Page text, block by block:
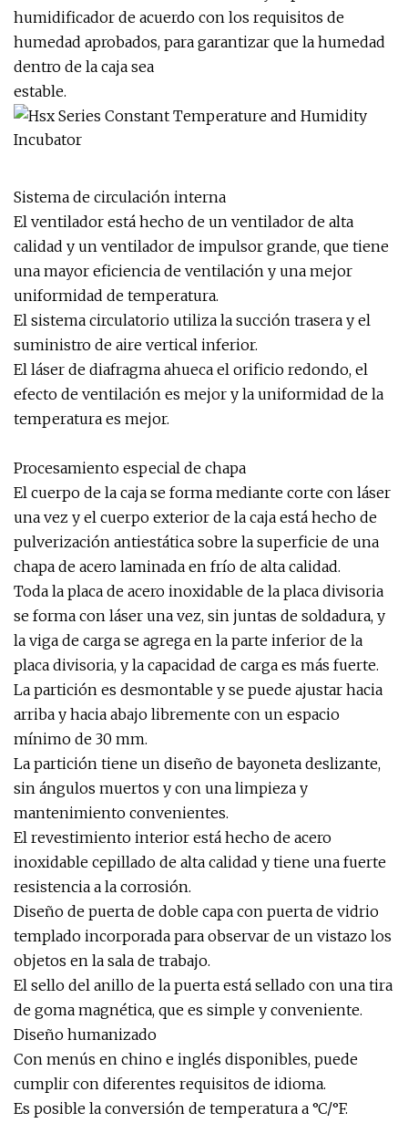
humidificador de acuerdo con los requisitos de
humedad aprobados, para garantizar que la humedad
dentro de la caja sea
estable.
Sistema de circulación interna
El ventilador está hecho de un ventilador de alta
calidad y un ventilador de impulsor grande, que tiene
una mayor eficiencia de ventilación y una mejor
uniformidad de temperatura.
El sistema circulatorio utiliza la succión trasera y el
suministro de aire vertical inferior.
El láser de diafragma ahueca el orificio redondo, el
efecto de ventilación es mejor y la uniformidad de la
temperatura es mejor.
Procesamiento especial de chapa
El cuerpo de la caja se forma mediante corte con láser
una vez y el cuerpo exterior de la caja está hecho de
pulverización antiestática sobre la superficie de una
chapa de acero laminada en frío de alta calidad.
Toda la placa de acero inoxidable de la placa divisoria
se forma con láser una vez, sin juntas de soldadura, y
la viga de carga se agrega en la parte inferior de la
placa divisoria, y la capacidad de carga es más fuerte.
La partición es desmontable y se puede ajustar hacia
arriba y hacia abajo libremente con un espacio
mínimo de 30 mm.
La partición tiene un diseño de bayoneta deslizante,
sin ángulos muertos y con una limpieza y
mantenimiento convenientes.
El revestimiento interior está hecho de acero
inoxidable cepillado de alta calidad y tiene una fuerte
resistencia a la corrosión.
Diseño de puerta de doble capa con puerta de vidrio
templado incorporada para observar de un vistazo los
objetos en la sala de trabajo.
El sello del anillo de la puerta está sellado con una tira
de goma magnética, que es simple y conveniente.
Diseño humanizado
Con menús en chino e inglés disponibles, puede
cumplir con diferentes requisitos de idioma.
Es posible la conversión de temperatura a °C/°F.